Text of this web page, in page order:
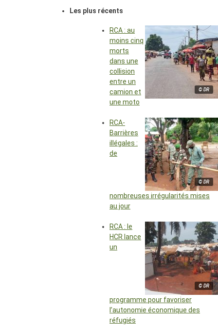
Les plus récents
© DR
RCA : au
moins cinq
morts
dans une
collision
entre un
camion et
une moto
© DR
RCA-
Barrières
illégales :
de
nombreuses irrégularités mises
au jour
© DR
RCA : le
HCR lance
un
programme pour favoriser
l’autonomie économique des
réfugiés